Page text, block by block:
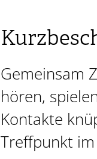
Gemeinsam
hören,
Kontakte
Treffpunkt